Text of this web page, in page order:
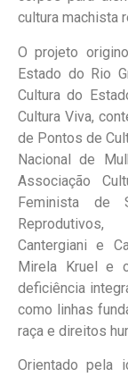
cultura machista
O projeto
Estado do Rio
Cultura do
Cultura Viva,
de Pontos de
Nacional de
Associação
Feminista de
Cantergiani e
Mirela Kruel e
deficiência
como linhas
raça e direitos
Orientado pela